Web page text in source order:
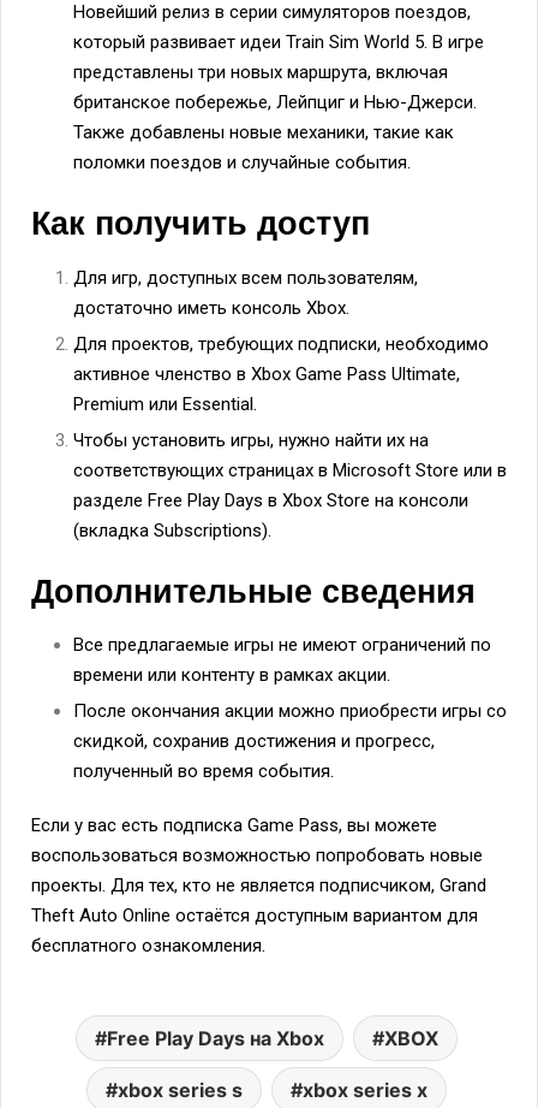
Новейший релиз в серии симуляторов поездов,
который развивает идеи Train Sim World 5. В игре
представлены три новых маршрута, включая
британское побережье, Лейпциг и Нью-Джерси.
Также добавлены новые механики, такие как
поломки поездов и случайные события.
Как получить доступ
Для игр, доступных всем пользователям,
достаточно иметь консоль Xbox.
Для проектов, требующих подписки, необходимо
активное членство в Xbox Game Pass Ultimate,
Premium или Essential.
Чтобы установить игры, нужно найти их на
соответствующих страницах в Microsoft Store или в
разделе Free Play Days в Xbox Store на консоли
(вкладка Subscriptions).
Дополнительные сведения
Все предлагаемые игры не имеют ограничений по
времени или контенту в рамках акции.
После окончания акции можно приобрести игры со
скидкой, сохранив достижения и прогресс,
полученный во время события.
Если у вас есть подписка Game Pass, вы можете
воспользоваться возможностью попробовать новые
проекты. Для тех, кто не является подписчиком, Grand
Theft Auto Online остаётся доступным вариантом для
бесплатного ознакомления.
Free Play Days на Xbox XBOX
xbox series s xbox series x